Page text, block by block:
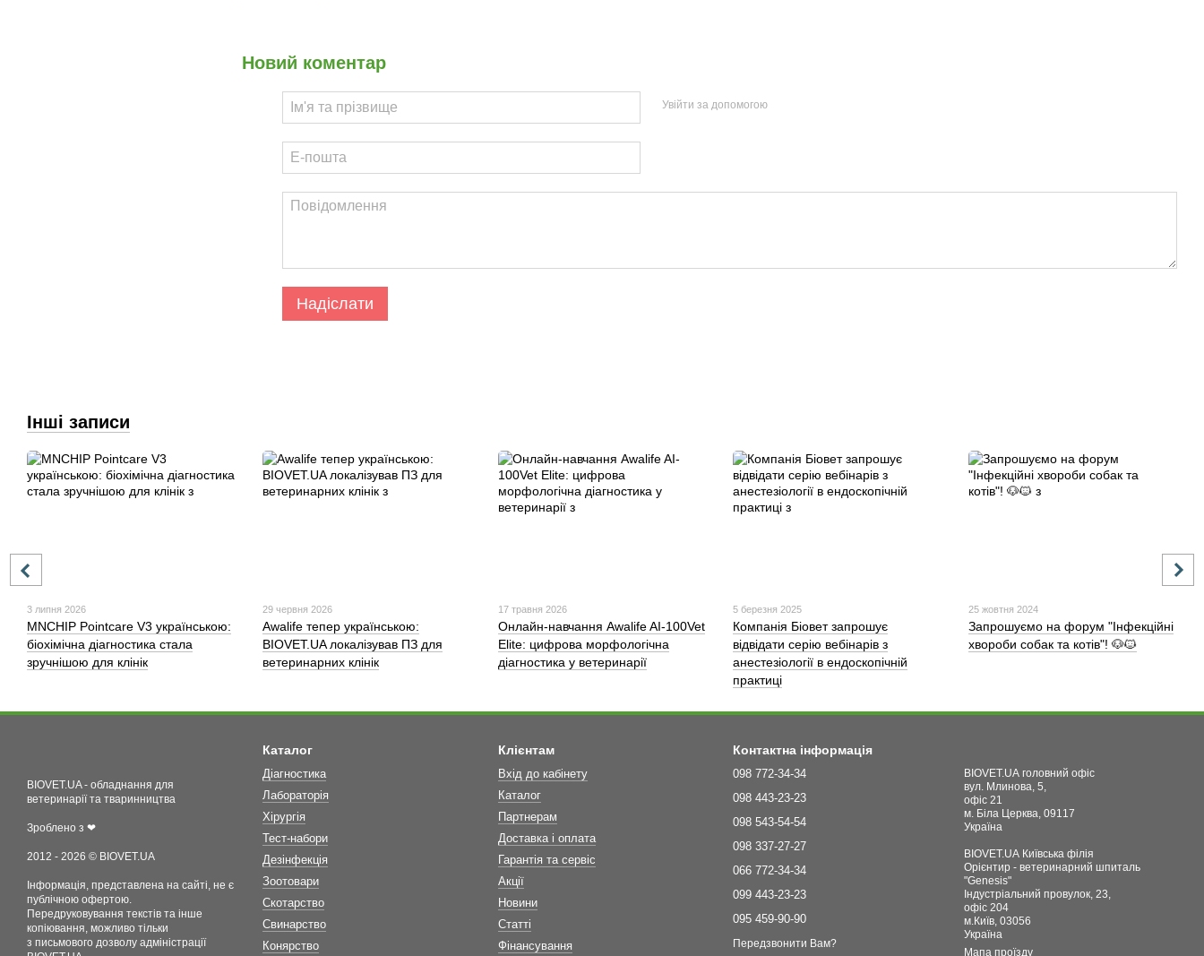
Новий коментар
Увійти за допомогою
Надіслати
Інші записи
3 липня 2026
MNCHIP Pointcare V3 українською:
біохімічна діагностика стала
зручнішою для клінік
29 червня 2026
Awalife тепер українською:
BIOVET.UA локалізував ПЗ для
ветеринарних клінік
17 травня 2026
Онлайн-навчання Awalife AI-100Vet
Elite: цифрова морфологічна
діагностика у ветеринарії
5 березня 2025
Компанія Біовет запрошує
відвідати cерію вебінарів з
анестезіології в ендоскопічній
практиці
25 жовтня 2024
Запрошуємо на форум "Інфекційні
хвороби собак та котів"! 🐶🐱
BIOVET.UA - обладнання для
ветеринарії та тваринництва
Зроблено з ❤
2012 - 2026 © BIOVET.UA
Інформація, представлена на сайті, не є
публічною офертою.
Передруковування текстів та інше
копіювання, можливо тільки
з письмового дозволу адміністрації
Каталог
Діагностика
Лабораторія
Хірургія
Тест-набори
Дезінфекція
Зоотовари
Скотарство
Свинарство
Конярство
Клієнтам
Вхід до кабінету
Каталог
Партнерам
Доставка і оплата
Гарантія та сервіс
Акції
Новини
Статті
Фінансування
Контактна інформація
098 772-34-34
098 443-23-23
098 543-54-54
098 337-27-27
066 772-34-34
099 443-23-23
095 459-90-90
Передзвонити Вам?
BIOVET.UA головний офіс
вул. Млинова, 5,
офіс 21
м. Біла Церква, 09117
Україна
BIOVET.UA Київська філія
Орієнтир - ветеринарний шпиталь
"Genesis"
Індустріальний провулок, 23,
офіс 204
м.Київ, 03056
Україна
Мапа проїзду